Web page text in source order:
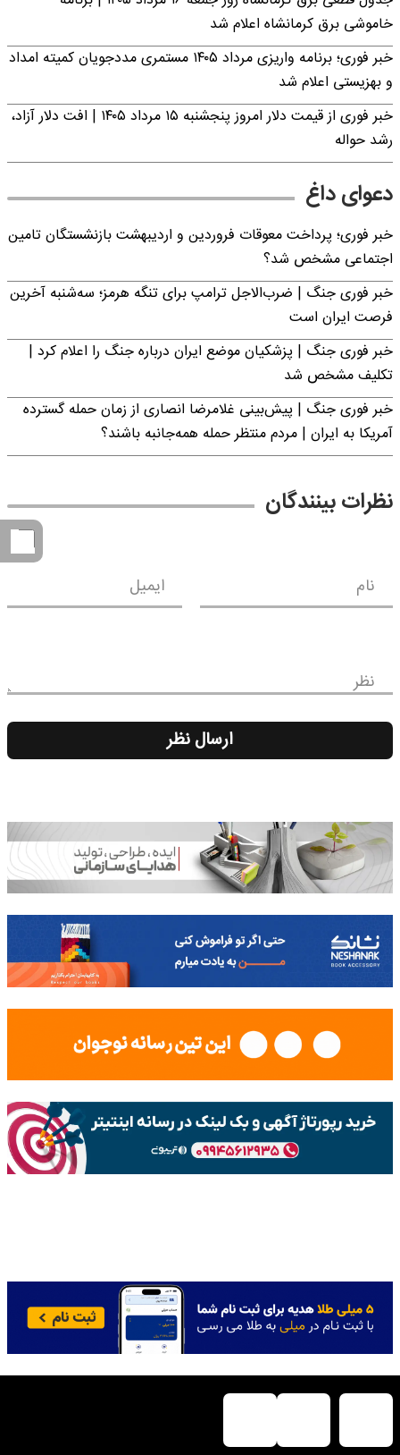
خاموشی برق کرمانشاه اعلام شد
خبر فوری؛ برنامه واریزی مرداد ۱۴۰۵ مستمری مددجویان کمیته امداد
و بهزیستی اعلام شد
خبر فوری از قیمت دلار امروز پنجشنبه ۱۵ مرداد ۱۴۰۵ | افت دلار آزاد،
رشد حواله
دعوای داغ
خبر فوری؛ پرداخت معوقات فروردین و اردیبهشت بازنشستگان تامین
اجتماعی مشخص شد؟
خبر فوری جنگ | ضرب‌الاجل ترامپ برای تنگه هرمز؛ سه‌شنبه آخرین
فرصت ایران است
خبر فوری جنگ | پزشکیان موضع ایران درباره جنگ را اعلام کرد |
تکلیف مشخص شد
خبر فوری جنگ | پیش‌بینی غلامرضا انصاری از زمان حمله گسترده
آمریکا به ایران | مردم منتظر حمله همه‌جانبه باشند؟
نظرات بینندگان
نام ایمیل
نظر
ارسال نظر